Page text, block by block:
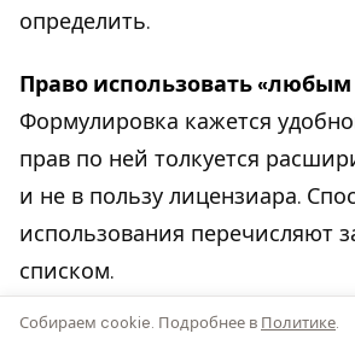
определить.
Право использовать «любым
Формулировка кажется
прав по ней толкуется
и не в пользу лицензиара.
использования перечисляют
списком.
Плата «по договорённости».
Собираем cookie. Подробнее в Политике.